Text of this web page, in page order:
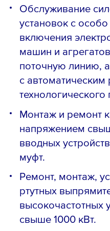
Обслуживание
установок с
включения
машин и
поточную линию,
с
технологического
Монтаж и ремонт
напряжением
вводных
муфт.
Ремонт, монтаж,
ртутных
высокочастотных
свыше 1000 кВт.